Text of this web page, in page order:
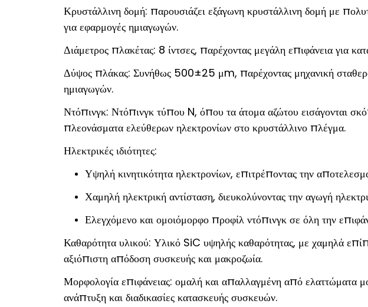
Κρυστάλλινη δομή: παρουσιάζει εξάγωνη κρυστάλλινη δομή με
για εφαρμογές ημιαγωγών.
Διάμετρος πλακέτας: 8 ίντσες, παρέχοντας μεγάλη επιφάνεια για
Δύψος πλάκας: Συνήθως 500±25 μm, παρέχοντας μηχανική
ημιαγωγών.
Ντόπινγκ: Ντόπινγκ τύπου N, όπου τα άτομα αζώτου εισάγονται
πλεονάσματα ελεύθερων ηλεκτρονίων στο κρυστάλλινο πλέγμα.
Ηλεκτρικές ιδιότητες:
Υψηλή κινητικότητα ηλεκτρονίων, επιτρέποντας την
Χαμηλή ηλεκτρική αντίσταση, διευκολύνοντας την αγωγή
Ελεγχόμενο και ομοιόμορφο προφίλ ντόπινγκ σε όλη την
Καθαρότητα υλικού: Υλικό SiC υψηλής καθαρότητας, με χαμηλά
αξιόπιστη απόδοση συσκευής και μακροζωία.
Μορφολογία επιφάνειας: ομαλή και απαλλαγμένη από ελαττώματα
ανάπτυξη και διαδικασίες κατασκευής συσκευών.